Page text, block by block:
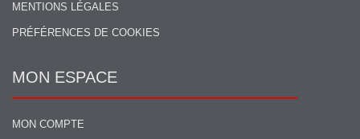
MENTIONS LÉGALES
PRÉFÉRENCES DE COOKIES
MON ESPACE
MON COMPTE